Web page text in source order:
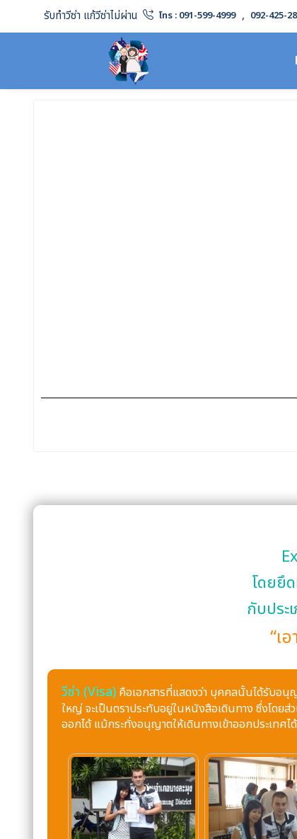
รับทำวีซ่า แก้วีซ่าไม่ผ่าน โทร : 091-599-4999 , 092-425-
โดยยึ
กับประ
“เ
วีซ่า (Visa) คือเอกสารที่แสดงว่า บุคคลนั้นได้รับอนุ
ใหญ่ จะเป็นตราประทับอยู่ในหนังสือเดินทาง ซึ่งโดยส่
ออกได้ แม้กระทั่งอนุญาตให้เดินทางเข้าออกประเทศ